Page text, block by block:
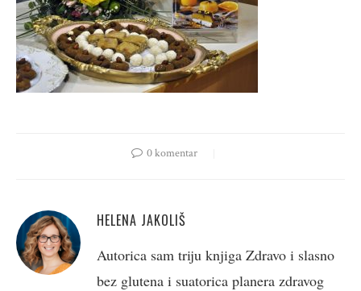
0 komentar
HELENA JAKOLIŠ
Autorica sam triju knjiga Zdravo i slasno
bez glutena i suatorica planera zdravog